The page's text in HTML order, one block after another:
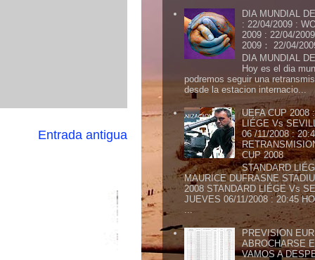
Entrada antigua
DIA MUNDIAL
: 22/04/2009 :
2009 : 22/04/
2009： 22/04/
DIA MUNDIAL
Hoy es el dia
podremos seguir una
desde la estacion internacio...
UEFA CUP 2008
LIÉGE Vs
06 /11/2008 :
CUP 2008
STANDARD
MAURICE DUFRASNE
2008 STANDARD LIÉGE Vs
JUEVES 06/11/2008 : 20:45
PREVISION
ABROCHARSE
VAMOS A